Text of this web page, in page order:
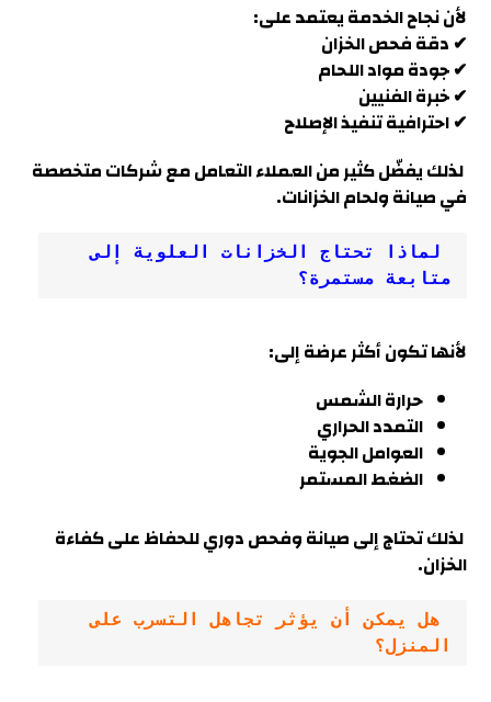
لأن نجاح الخدمة يعتمد على:
✔ دقة فحص الخزان
✔ جودة مواد اللحام
✔ خبرة الفنيين
✔ احترافية تنفيذ الإصلاح
لذلك يفضّل كثير من العملاء التعامل مع شركات متخصصة
في صيانة ولحام الخزانات.
لماذا تحتاج الخزانات العلوية إلى
متابعة مستمرة؟
لأنها تكون أكثر عرضة إلى:
حرارة الشمس
التمدد الحراري
العوامل الجوية
الضغط المستمر
لذلك تحتاج إلى صيانة وفحص دوري للحفاظ على كفاءة
الخزان.
هل يمكن أن يؤثر تجاهل التسرب على
المنزل؟